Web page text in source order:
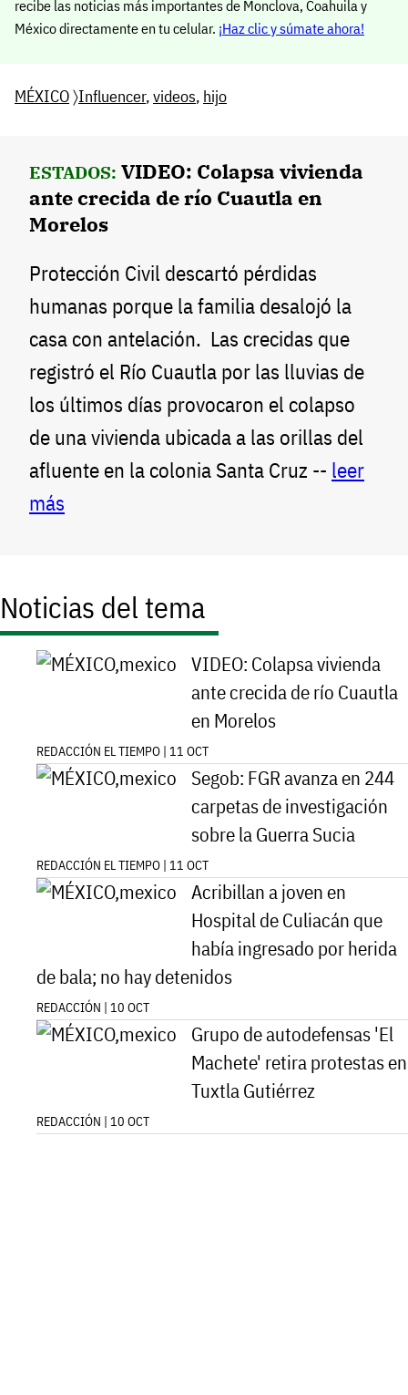
recibe las noticias más importantes de Monclova, Coahuila y
México directamente en tu celular. ¡Haz clic y súmate ahora!
MÉXICO〉Influencer,videos, hijo
ESTADOS: VIDEO: Colapsa vivienda
ante crecida de río Cuautla en
Morelos
Protección Civil descartó pérdidas
humanas porque la familia desalojó la
casa con antelación. Las crecidas que
registró el Río Cuautla por las lluvias de
los últimos días provocaron el colapso
de una vivienda ubicada a las orillas del
afluente en la colonia Santa Cruz -- leer
más
Noticias del tema
VIDEO: Colapsa vivienda
ante crecida de río Cuautla
en Morelos
REDACCIÓN EL TIEMPO | 11 OCT
Segob: FGR avanza en 244
carpetas de investigación
sobre la Guerra Sucia
REDACCIÓN EL TIEMPO | 11 OCT
Acribillan a joven en
Hospital de Culiacán que
había ingresado por herida
de bala; no hay detenidos
REDACCIÓN | 10 OCT
Grupo de autodefensas 'El
Machete' retira protestas en
Tuxtla Gutiérrez
REDACCIÓN | 10 OCT